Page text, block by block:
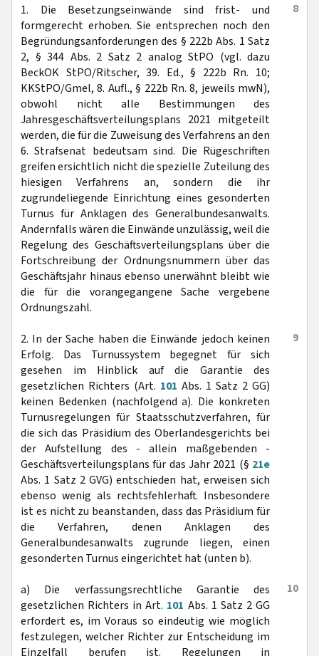
8
1. Die Besetzungseinwände sind frist- und
formgerecht erhoben. Sie entsprechen noch den
Begründungsanforderungen des § 222b Abs. 1 Satz
2, § 344 Abs. 2 Satz 2 analog StPO (vgl. dazu
BeckOK StPO/Ritscher, 39. Ed., § 222b Rn. 10;
KKStPO/Gmel, 8. Aufl., § 222b Rn. 8, jeweils mwN),
obwohl nicht alle Bestimmungen des
Jahresgeschäftsverteilungsplans 2021 mitgeteilt
werden, die für die Zuweisung des Verfahrens an den
6. Strafsenat bedeutsam sind. Die Rügeschriften
greifen ersichtlich nicht die spezielle Zuteilung des
hiesigen Verfahrens an, sondern die ihr
zugrundeliegende Einrichtung eines gesonderten
Turnus für Anklagen des Generalbundesanwalts.
Andernfalls wären die Einwände unzulässig, weil die
Regelung des Geschäftsverteilungsplans über die
Fortschreibung der Ordnungsnummern über das
Geschäftsjahr hinaus ebenso unerwähnt bleibt wie
die für die vorangegangene Sache vergebene
Ordnungszahl.
9
2. In der Sache haben die Einwände jedoch keinen
Erfolg. Das Turnussystem begegnet für sich
gesehen im Hinblick auf die Garantie des
gesetzlichen Richters (Art. 101 Abs. 1 Satz 2 GG)
keinen Bedenken (nachfolgend a). Die konkreten
Turnusregelungen für Staatsschutzverfahren, für
die sich das Präsidium des Oberlandesgerichts bei
der Aufstellung des - allein maßgebenden -
Geschäftsverteilungsplans für das Jahr 2021 (§ 21e
Abs. 1 Satz 2 GVG) entschieden hat, erweisen sich
ebenso wenig als rechtsfehlerhaft. Insbesondere
ist es nicht zu beanstanden, dass das Präsidium für
die Verfahren, denen Anklagen des
Generalbundesanwalts zugrunde liegen, einen
gesonderten Turnus eingerichtet hat (unten b).
10
a) Die verfassungsrechtliche Garantie des
gesetzlichen Richters in Art. 101 Abs. 1 Satz 2 GG
erfordert es, im Voraus so eindeutig wie möglich
festzulegen, welcher Richter zur Entscheidung im
Einzelfall berufen ist. Regelungen in